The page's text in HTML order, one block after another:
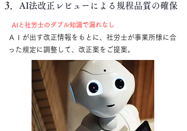
3． AI法改正レビューによる規程品質の確保
AIと社労士のダブル知識で漏れなし
ＡＩが出す改正情報をもとに、社労士が事業所様に合
った規定に調整して、改正案をご提案。